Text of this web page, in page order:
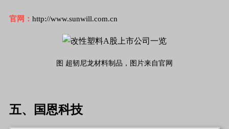
官网： http://www.sunwill.com.cn
图 超韧尼龙材料制品，图片来自官网
五、国恩科技